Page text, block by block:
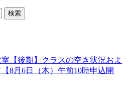
【後期】クラスの空き状況およ
8月6日（木）午前10時申込開